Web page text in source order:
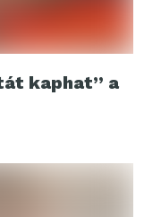
kaphat” a